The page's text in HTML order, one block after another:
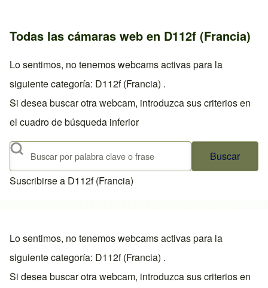
Todas las cámaras web en D112f (Francia)
Lo sentimos, no tenemos webcams activas para la
siguiente categoría: D112f (Francia) .
Si desea buscar otra webcam, introduzca sus criterios en
el cuadro de búsqueda inferior
Buscar
Suscribirse a D112f (Francia)
Lo sentimos, no tenemos webcams activas para la
siguiente categoría: D112f (Francia) .
Si desea buscar otra webcam, introduzca sus criterios en